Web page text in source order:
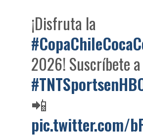
¡Disfruta la
2026! Suscríbete a
📲
pic.twitter.com/